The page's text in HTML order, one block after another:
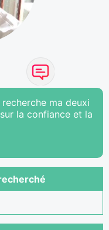
ma deuxi
la confiance et la